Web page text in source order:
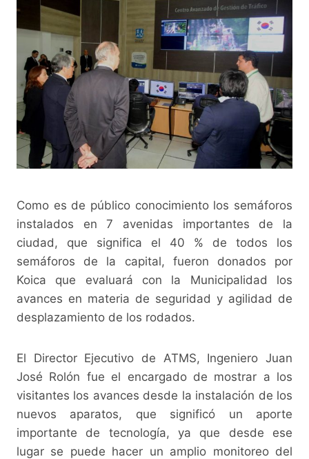
Como es de público conocimiento los semáforos
instalados en 7 avenidas importantes de la
ciudad, que significa el 40 % de todos los
semáforos de la capital, fueron donados por
Koica que evaluará con la Municipalidad los
avances en materia de seguridad y agilidad de
desplazamiento de los rodados.
El Director Ejecutivo de ATMS, Ingeniero Juan
José Rolón fue el encargado de mostrar a los
visitantes los avances desde la instalación de los
nuevos aparatos, que significó un aporte
importante de tecnología, ya que desde ese
lugar se puede hacer un amplio monitoreo del